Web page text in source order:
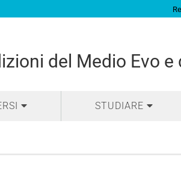
del Medio Evo
STUDIARE